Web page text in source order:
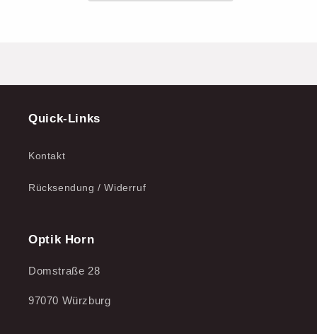
Quick-Links
Kontakt
Rücksendung / Widerruf
Optik Horn
Domstraße 28
97070 Würzburg